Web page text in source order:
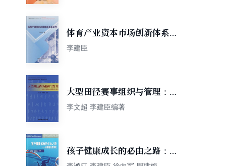
体育产业资本市场创新体系研
究
李建臣
大型田径赛事组织与管理：以
北京奥运会田径比赛为案例
李文超 李建臣编著
孩子健康成长的必由之路：体
育锻炼与游戏